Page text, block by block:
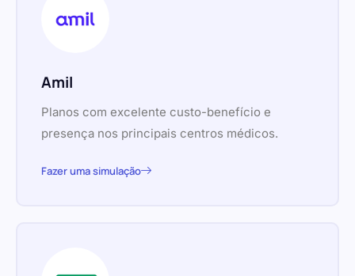
Amil
Planos com excelente custo-benefício e
presença nos principais centros médicos.
Fazer uma simulação